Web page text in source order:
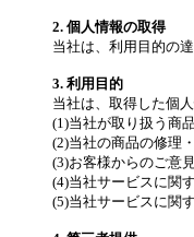
2. 個人情報の取得
当社は、利用目的の
3. 利用目的
当社は、取得した個
(1)当社が取り扱う商
(2)当社の商品の修理
(3)お客様からのご意
(4)当社サービスに関
(5)当社サービスに関